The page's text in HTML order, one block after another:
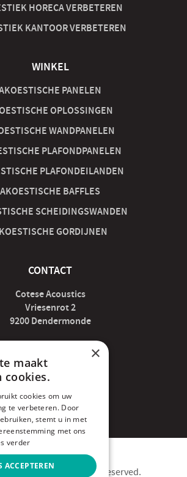
HORECA VERBETEREN
KANTOOR VERBETEREN
WINKEL
PANELEN
OPLOSSINGEN
WANDPANELEN
PLAFONDPANELEN
PLAFONDEILANDEN
AKOESTISCHE BAFFLES
SCHEIDINGSWANDEN
GORDIJNEN
CONTACT
Cotese Acoustics
Vriesenrot 2
9200 Dendermonde
acoustics@cotese.be
052 89 07 04
BE0676.466.320
© 2020 Cotese. All rights reserved.
×
maakt
cookies.
cookies om uw
te verbeteren. Door
stemt u in met
met ons
verder
ACCEPTEREN